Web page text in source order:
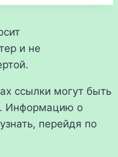
и не
ссылки могут быть
Информацию о
перейдя по